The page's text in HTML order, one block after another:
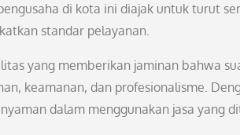
di kota ini diajak untuk turut
standar pelayanan.
yang memberikan jaminan bahwa
keamanan, dan profesionalisme.
dalam menggunakan jasa yang